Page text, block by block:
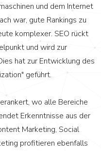
und dem Internet
war, gute Rankings zu
komplexer. SEO rückt
und wird zur
hat zur Entwicklung des
geführt.
wo alle Bereiche
Erkenntnisse aus der
Marketing, Social
profitieren ebenfalls